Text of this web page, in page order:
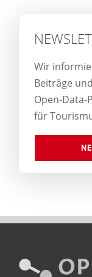
Wir
Beiträge
Open-Data-
für